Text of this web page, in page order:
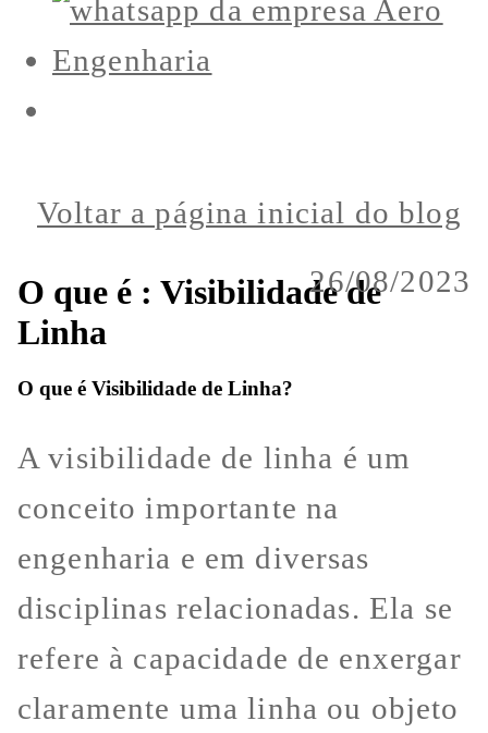
26/08/2023
Voltar a página inicial do blog
O que é : Visibilidade de
Linha
O que é Visibilidade de Linha?
A visibilidade de linha é um
conceito importante na
engenharia e em diversas
disciplinas relacionadas. Ela se
refere à capacidade de enxergar
claramente uma linha ou objeto